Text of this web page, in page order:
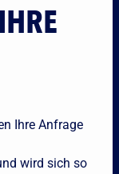
Ihre Anfrage
wird sich so